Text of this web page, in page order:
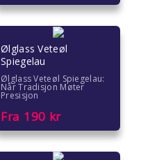
Ølglass Veteøl
Spiegelau
Ølglass Veteøl Spiegelau:
Når Tradisjon Møter
Presisjon
Fra 190 kr